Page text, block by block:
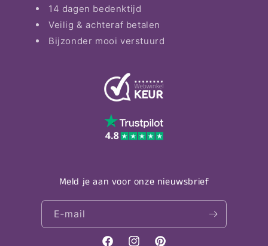
14 dagen bedenktijd
Veilig & achteraf betalen
Bijzonder mooi verstuurd
Meld je aan voor onze nieuwsbrief
E‑mail